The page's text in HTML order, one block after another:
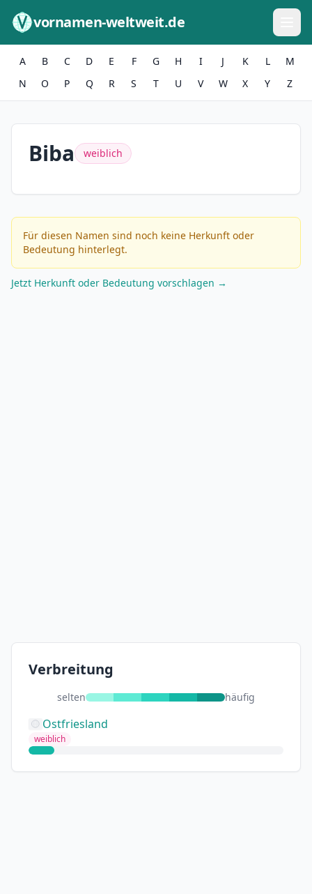
vornamen-weltweit.de
A B C D E F G H I J K L
M
N
O P Q R S T U V W X Y Z
Biba weiblich
Für diesen Namen sind noch keine Herkunft oder
Bedeutung hinterlegt.
Jetzt Herkunft oder Bedeutung vorschlagen →
Verbreitung
selten häufig
Ostfriesland
weiblich